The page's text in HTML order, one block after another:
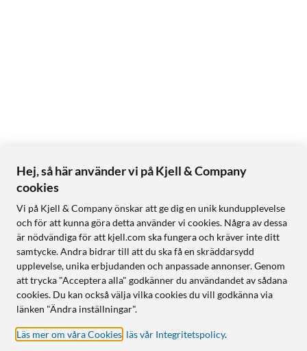
Hej, så här använder vi på Kjell & Company
cookies
Vi på Kjell & Company önskar att ge dig en unik kundupplevelse
och för att kunna göra detta använder vi cookies. Några av dessa
är nödvändiga för att kjell.com ska fungera och kräver inte ditt
samtycke. Andra bidrar till att du ska få en skräddarsydd
upplevelse, unika erbjudanden och anpassade annonser. Genom
att trycka "Acceptera alla" godkänner du användandet av sådana
cookies. Du kan också välja vilka cookies du vill godkänna via
länken "Ändra inställningar".
Läs mer om våra Cookies läs vår Integritetspolicy.